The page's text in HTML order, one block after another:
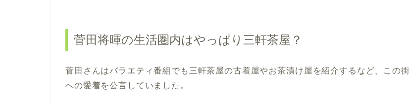
菅田将暉の生活圏内はやっぱり三軒茶屋？
菅田さんはバラエティ番組でも三軒茶屋の古着屋やお茶漬け屋を紹介するなど、この街
への愛着を公言していました。